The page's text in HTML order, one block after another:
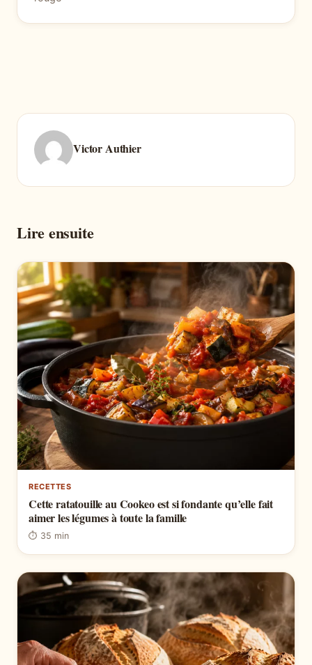
Victor Authier
Lire ensuite
RECETTES
Cette ratatouille au Cookeo est si fondante qu’elle fait
aimer les légumes à toute la famille
⏱ 35 min